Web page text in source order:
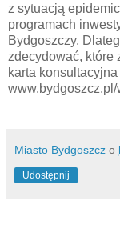
z sytuacją
programach
Bydgoszczy.
zdecydować, które
karta
Miasto Bydgoszcz o
Udostępnij